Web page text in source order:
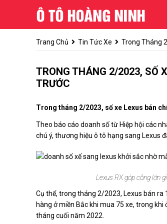
Trang Chủ Tin Tức Xe Trong Tháng
TRONG THÁNG 2/2023, SỐ
TRƯỚC
Trong tháng 2/2023, số xe Lexus bán
Theo báo cáo doanh số từ Hiệp hội các
chú ý, thương hiệu ô tô hạng sang Lexus
Lexus RX góp công lớn
Cụ thể, trong tháng 2/2023, Lexus bán
hàng ở miền Bắc khi mua 75 xe, trong
tháng cuối năm 2022.